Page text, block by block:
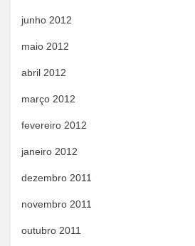
junho 2012
maio 2012
abril 2012
março 2012
fevereiro 2012
janeiro 2012
dezembro 2011
novembro 2011
outubro 2011